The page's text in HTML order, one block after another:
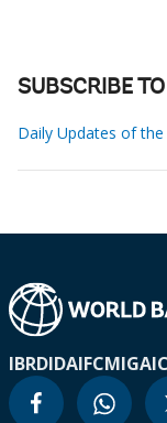
SUBSCRIBE
Daily Updates of
IBRDIDAIFCMIGA